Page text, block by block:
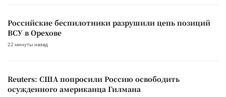
Российские беспилотники разрушили цепь позиций
ВСУ в Орехове
22 минуты назад
Reuters: США попросили Россию освободить
осужденного американца Гилмана